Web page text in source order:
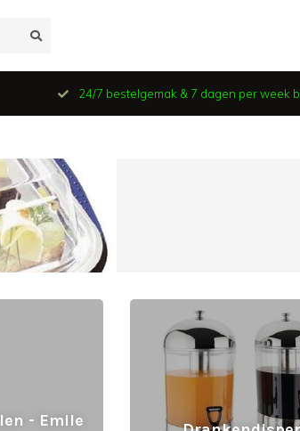
24/7 bestelgemak & 7 dagen per week
- Emile